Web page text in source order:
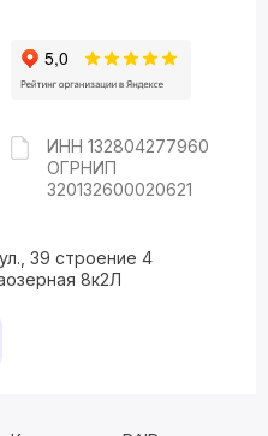
ИНН 132804277960
ОГРНИП
320132600020621
39 строение 4
8к2Л